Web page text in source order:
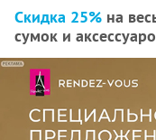
Скидка 25% на
сумок и